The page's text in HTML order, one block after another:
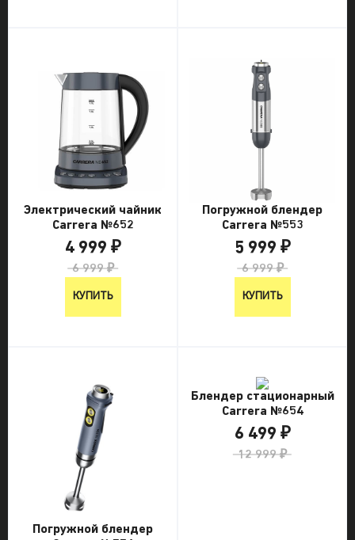
Электрический чайник
Carrera №652
4 999 ₽
6 999 ₽
КУПИТЬ
Погружной блендер
Carrera №553
5 999 ₽
6 999 ₽
КУПИТЬ
Погружной блендер
Блендер стационарный
Carrera №654
6 499 ₽
12 999 ₽